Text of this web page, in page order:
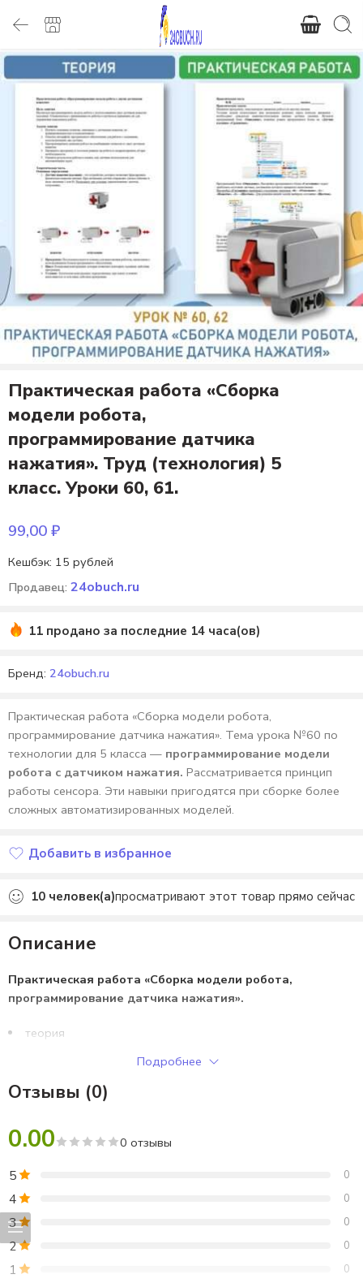
Практическая работа «Сборка
модели робота,
программирование датчика
нажатия». Труд (технология) 5
класс. Уроки 60, 61.
99,00₽
Кешбэк: 15 рублей
Продавец: 24obuch.ru
11 продано за последние 14 часа(ов)
Бренд: 24obuch.ru
Практическая работа «Сборка модели робота,
программирование датчика нажатия». Тема урока №60 по
технологии для 5 класса — программирование модели
робота с датчиком нажатия. Рассматривается принцип
работы сенсора. Эти навыки пригодятся при сборке более
сложных автоматизированных моделей.
Добавить в избранное
10 человек(а)просматривают этот товар прямо сейчас
Описание
Практическая работа «Сборка модели робота,
программирование датчика нажатия».
теория
Подробнее
Отзывы (0)
0.00 0 отзывы
5 0
4 0
3 0
2 0
1 0